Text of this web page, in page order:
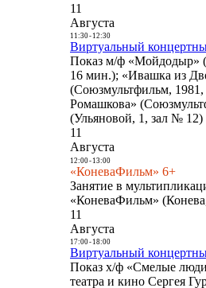
11
Августа
11:30- 12:30
Виртуальный
Показ м/ф «Мойдодыр»
16 мин.); «Ивашка из
(Союзмультфильм,
Ромашкова»
(Ульяновой, 1, зал № 12)
11
Августа
12:00- 13:00
«КоневаФильм» 6+
Занятие в
«КоневаФильм»
11
Августа
17:00- 18:00
Виртуальный
Показ х/ф «Смелые
театра и кино Сергея